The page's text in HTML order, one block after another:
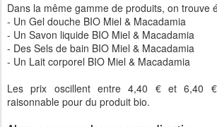
Dans la même gamme de produits, on trouve
- Un Gel douche BIO Miel & Macadamia
- Un Savon liquide BIO Miel & Macadamia
- Des Sels de bain BIO Miel & Macadamia
- Un Lait corporel BIO Miel & Macadamia
Les prix oscillent entre 4,40 € et 6,40
raisonnable pour du produit bio.